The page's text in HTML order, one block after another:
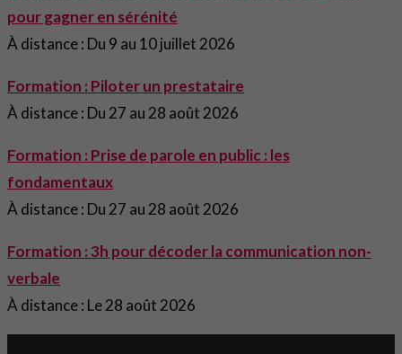
pour gagner en sérénité
À distance : Du 9 au 10 juillet 2026
Formation : Piloter un prestataire
À distance : Du 27 au 28 août 2026
Formation : Prise de parole en public : les
fondamentaux
À distance : Du 27 au 28 août 2026
Formation : 3h pour décoder la communication non-
verbale
À distance : Le 28 août 2026